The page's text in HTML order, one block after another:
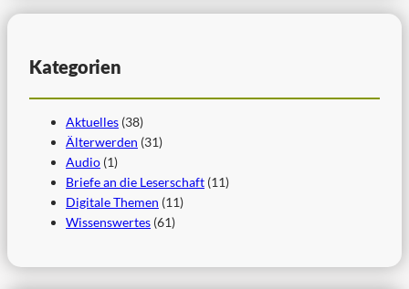
Kategorien
Aktuelles (38)
Älterwerden (31)
Audio (1)
Briefe an die Leserschaft (11)
Digitale Themen (11)
Wissenswertes (61)